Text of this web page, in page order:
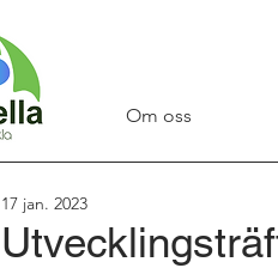
Om oss
17 jan. 2023